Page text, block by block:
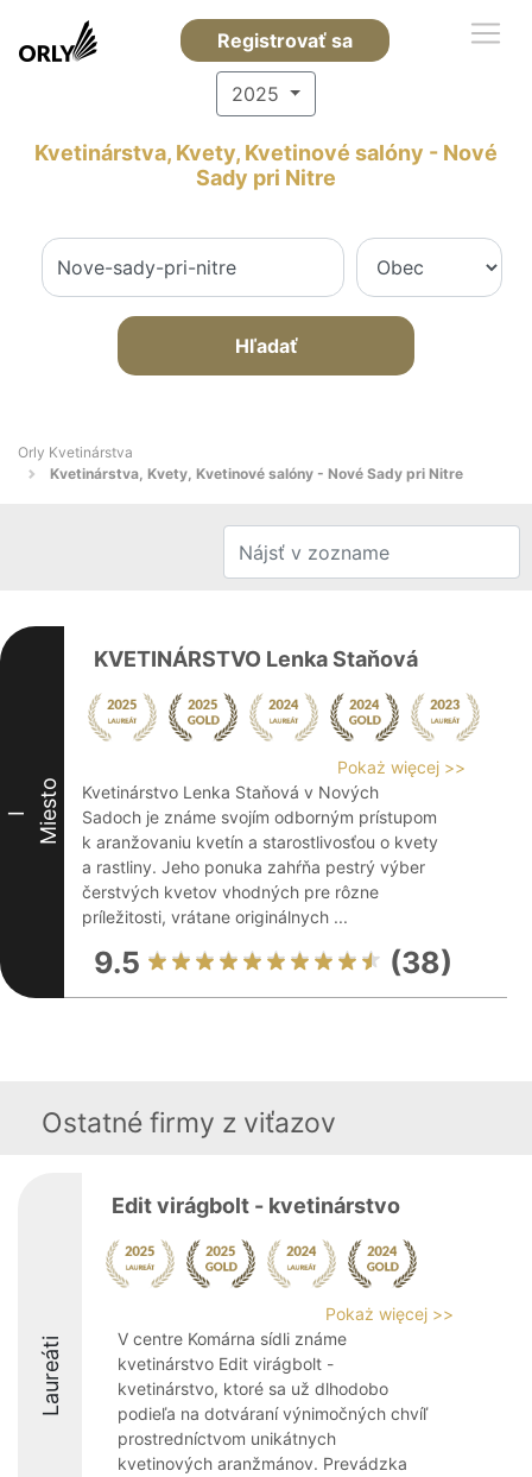
Registrovať sa
2025
Kvetinárstva, Kvety, Kvetinové salóny - Nové
Sady pri Nitre
Hľadať
Orly Kvetinárstva
Kvetinárstva, Kvety, Kvetinové salóny - Nové Sady pri Nitre
I Miesto
KVETINÁRSTVO Lenka Staňová
Pokaż więcej >>
Kvetinárstvo Lenka Staňová v Nových
Sadoch je známe svojím odborným prístupom
k aranžovaniu kvetín a starostlivosťou o kvety
a rastliny. Jeho ponuka zahŕňa pestrý výber
čerstvých kvetov vhodných pre rôzne
príležitosti, vrátane originálnych ...
9.5 (38)
Ostatné firmy z viťazov
Laureáti
Edit virágbolt - kvetinárstvo
Pokaż więcej >>
V centre Komárna sídli známe
kvetinárstvo Edit virágbolt -
kvetinárstvo, ktoré sa už dlhodobo
podieľa na dotváraní výnimočných chvíľ
prostredníctvom unikátnych
kvetinových aranžmánov. Prevádzka